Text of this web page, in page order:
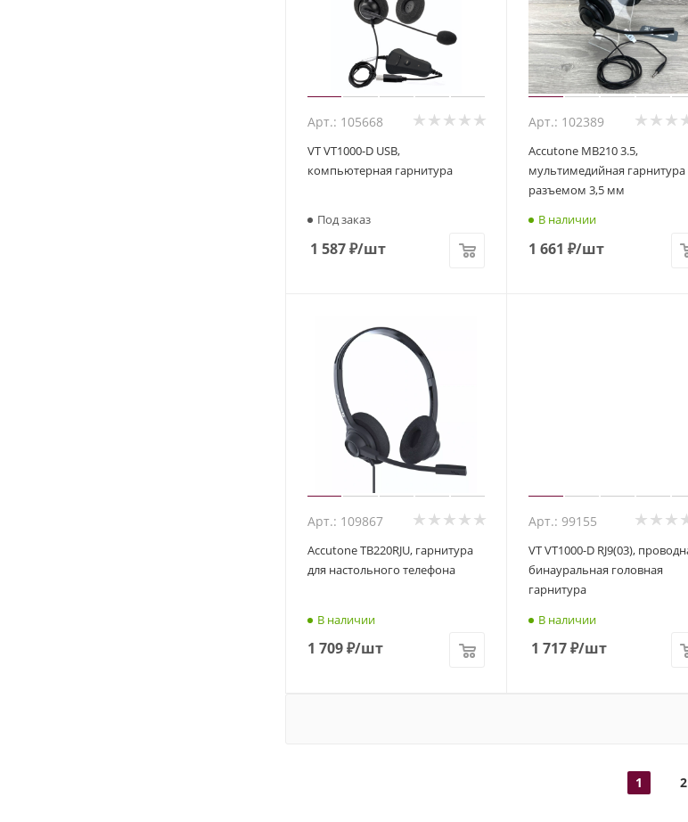
Арт.: 105668
VT VT1000-D USB,
компьютерная гарнитура
Под заказ
1 587₽/шт
Арт.: 102389
Accutone MB210 3.5,
мультимедийная гарнитура
разъемом 3,5 мм
В наличии
1 661 ₽/шт
Арт.: 109867
Accutone TB220RJU, гарнитура
для настольного телефона
В наличии
1 709₽/шт
Арт.: 99155
VT VT1000-D RJ9(03),
бинауральная головная
гарнитура
В наличии
1 717₽/шт
1 2